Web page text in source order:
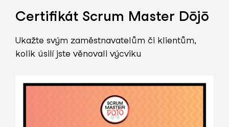
Certifikát Scrum Master Dōjō
Ukažte svým zaměstnavatelům či klientům,
kolik úsilí jste věnovali výcviku